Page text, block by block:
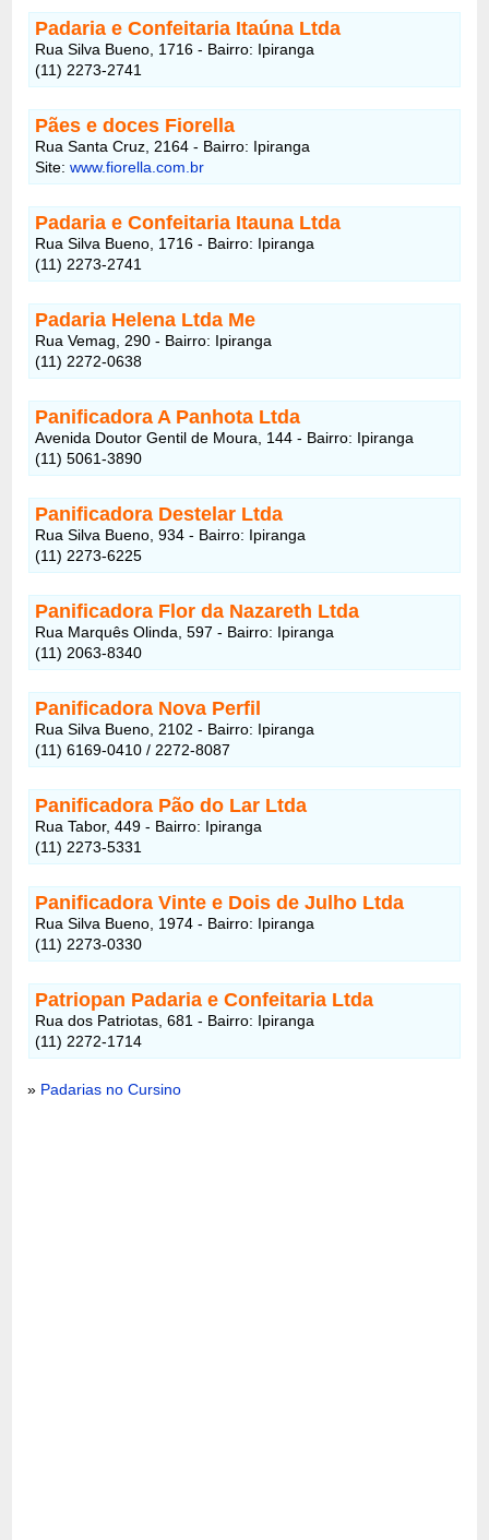
Padaria e Confeitaria Itaúna Ltda
Rua Silva Bueno, 1716 - Bairro: Ipiranga
(11) 2273-2741
Pães e doces Fiorella
Rua Santa Cruz, 2164 - Bairro: Ipiranga
Site: www.fiorella.com.br
Padaria e Confeitaria Itauna Ltda
Rua Silva Bueno, 1716 - Bairro: Ipiranga
(11) 2273-2741
Padaria Helena Ltda Me
Rua Vemag, 290 - Bairro: Ipiranga
(11) 2272-0638
Panificadora A Panhota Ltda
Avenida Doutor Gentil de Moura, 144 - Bairro: Ipiranga
(11) 5061-3890
Panificadora Destelar Ltda
Rua Silva Bueno, 934 - Bairro: Ipiranga
(11) 2273-6225
Panificadora Flor da Nazareth Ltda
Rua Marquês Olinda, 597 - Bairro: Ipiranga
(11) 2063-8340
Panificadora Nova Perfil
Rua Silva Bueno, 2102 - Bairro: Ipiranga
(11) 6169-0410 / 2272-8087
Panificadora Pão do Lar Ltda
Rua Tabor, 449 - Bairro: Ipiranga
(11) 2273-5331
Panificadora Vinte e Dois de Julho Ltda
Rua Silva Bueno, 1974 - Bairro: Ipiranga
(11) 2273-0330
Patriopan Padaria e Confeitaria Ltda
Rua dos Patriotas, 681 - Bairro: Ipiranga
(11) 2272-1714
» Padarias no Cursino